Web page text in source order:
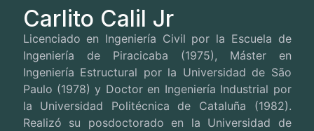
Carlito Calil Jr
Licenciado en Ingeniería Civil por la Escuela de
Ingeniería de Piracicaba (1975), Máster en
Ingeniería Estructural por la Universidad de São
Paulo (1978) y Doctor en Ingeniería Industrial por
la Universidad Politécnica de Cataluña (1982).
Realizó su posdoctorado en la Universidad de